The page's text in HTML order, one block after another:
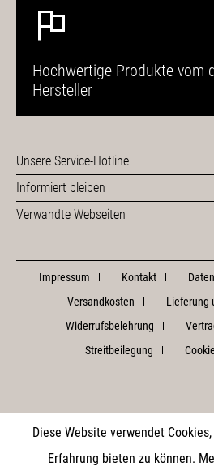
Hochwertige Produkte vom
Hersteller
Unsere Service-Hotline
Informiert bleiben
Verwandte Webseiten
Impressum Kontakt
Versandkosten
Lieferung
Widerrufsbelehrung
Streitbeilegung
Diese Website verwendet
Erfahrung bieten zu können.